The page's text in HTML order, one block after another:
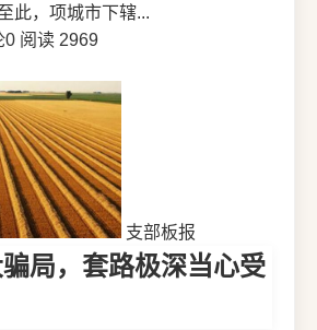
此，项城市下辖...
0 阅读 2969
支部板报
局，套路极深当心受